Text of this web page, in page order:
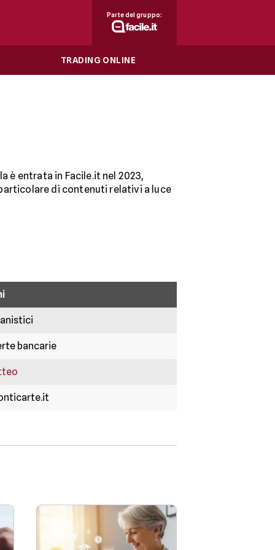
TRADING ONLINE
Parte del gruppo:
è entrata in Facile.it nel 2023,
di contenuti relativi a luce
bancarie